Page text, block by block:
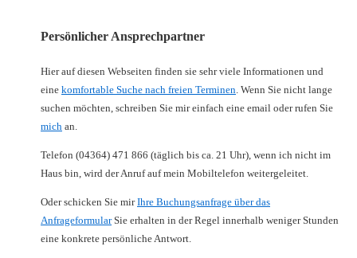
Persönlicher Ansprechpartner
Hier auf diesen Webseiten finden sie sehr viele Informationen und
eine komfortable Suche nach freien Terminen . Wenn Sie nicht lange
suchen möchten, schreiben Sie mir einfach eine email oder rufen Sie
mich an.
Telefon (04364) 471 866 (täglich bis ca. 21 Uhr), wenn ich nicht im
Haus bin, wird der Anruf auf mein Mobiltelefon weitergeleitet.
Oder schicken Sie mirIhre Buchungsanfrage über das
AnfrageformularSie erhalten in der Regel innerhalb weniger Stunden
eine konkrete persönliche Antwort.